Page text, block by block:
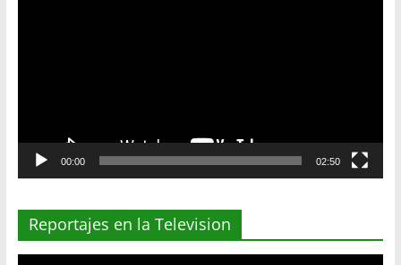
00:00 02:50
Reportajes en la Television